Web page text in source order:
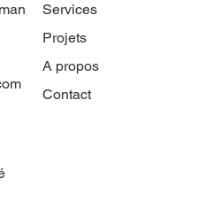
Services
Projets
A propos
Contact